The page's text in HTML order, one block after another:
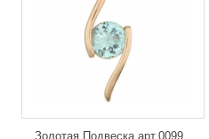
Золотая Подвеска арт.0099